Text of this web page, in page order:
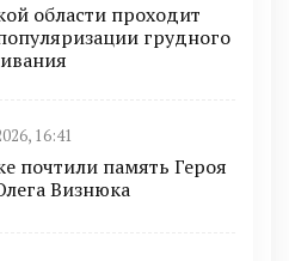
области проходит
грудного
16:41
почтили память Героя
Визнюка